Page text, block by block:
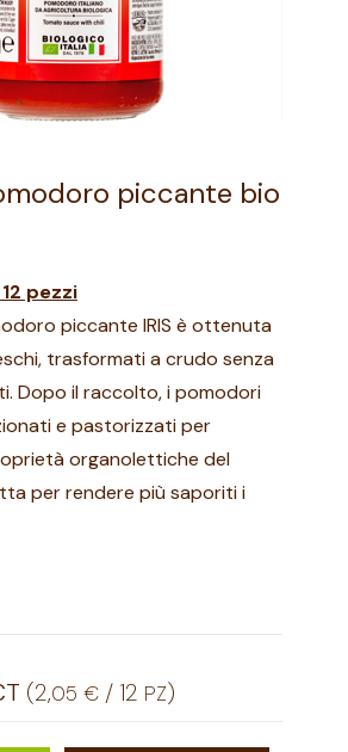
piccante bio
pezzi
piccante IRIS è ottenuta
trasformati a crudo senza
Dopo il raccolto, i pomodori
e pastorizzati per
organolettiche del
per rendere più saporiti i
(2,05 € /12 PZ)